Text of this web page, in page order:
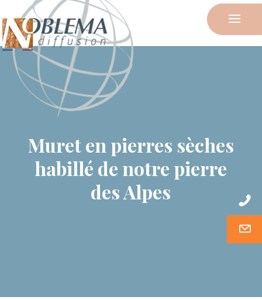
Muret en pierres sèches
habillé de notre pierre
des Alpes